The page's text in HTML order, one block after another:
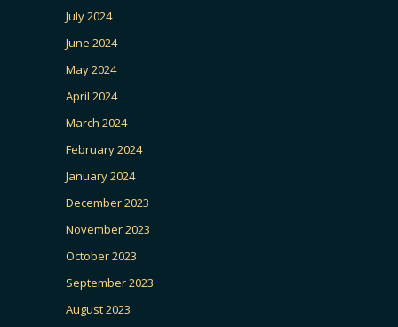
July 2024
June 2024
May 2024
April 2024
March 2024
February 2024
January 2024
December 2023
November 2023
October 2023
September 2023
August 2023